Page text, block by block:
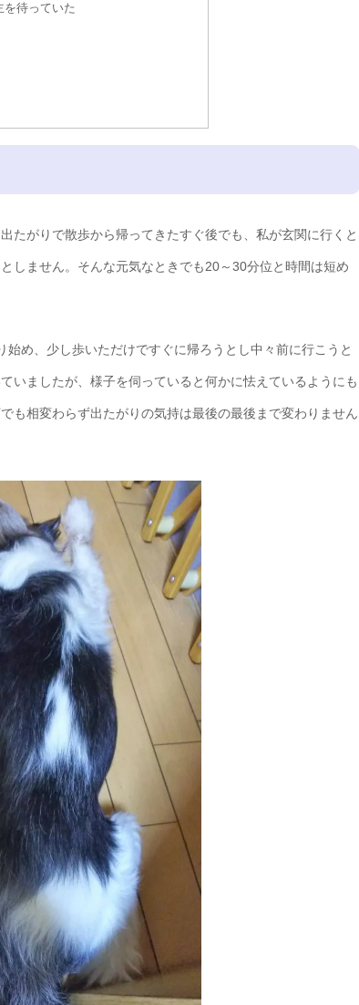
を待っていた
たがりで散歩から帰ってきたすぐ後でも、私が玄関に行くと
しません。そんな元気なときでも20～30分位と時間は短め
め、少し歩いただけですぐに帰ろうとし中々前に行こうと
いましたが、様子を伺っていると何かに怯えているようにも
も相変わらず出たがりの気持は最後の最後まで変わりません